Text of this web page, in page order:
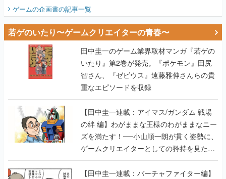
ビュー】
ゲームの企画書の記事一覧
若ゲのいたり〜ゲームクリエイターの青春〜
田中圭一のゲーム業界取材マンガ『若ゲの
いたり』第2巻が発売。『ポケモン』田尻
智さん、『ゼビウス』遠藤雅伸さんらの貴
重なエピソードを収録
【田中圭一連載：アイマス/ガンダム 戦場
の絆 編】わがままな王様のわがままなニー
ズを満たす！──小山順一朗が貫く姿勢に、
ゲームクリエイターとしての矜持を見た
【若ゲのいたり最終回】
【田中圭一連載：バーチャファイター編】